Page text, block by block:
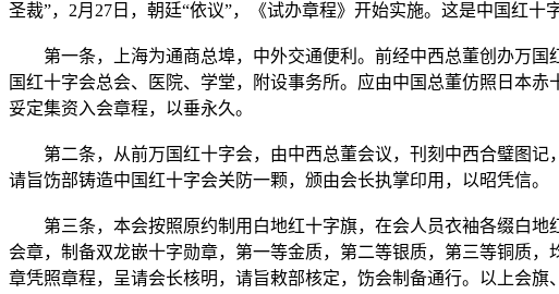
圣裁”，2月27日，朝廷“依议”，《试办章程》开始实施。这是中国红十
第一条，上海为通商总埠，中外交通便利。前经中西总董创办万国
国红十字会总会、医院、学堂，附设事务所。应由中国总董仿照日本
妥定集资入会章程，以垂永久。
第二条，从前万国红十字会，由中西总董会议，刊刻中西合璧图记
请旨饬部铸造中国红十字会关防一颗，颁由会长执掌印用，以昭凭信。
第三条，本会按照原约制用白地红十字旗，在会人员衣袖各缀白地
会章，制备双龙嵌十字勋章，第一等金质，第二等银质，第三等铜质，
章凭照章程，呈请会长核明，请旨敕部核定，饬会制备通行。以上会旗